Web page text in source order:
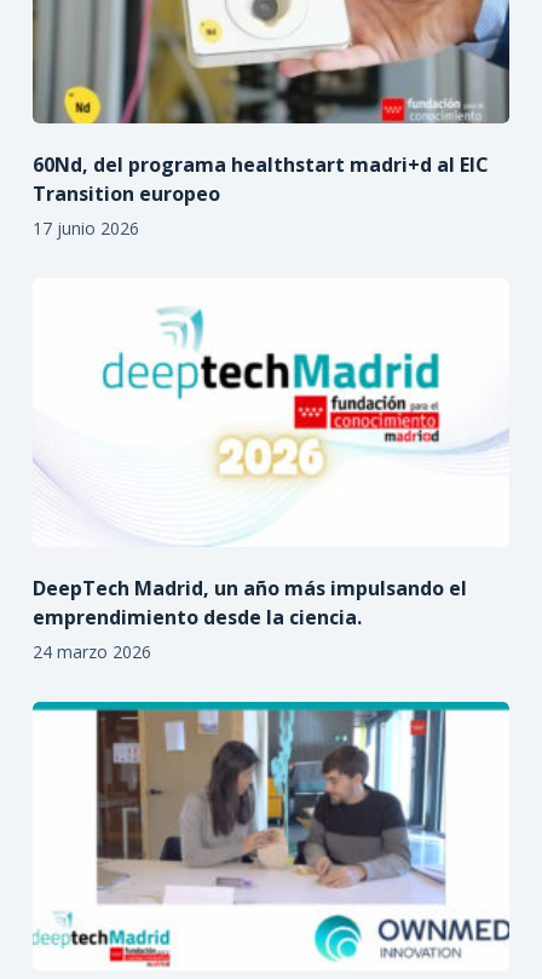
60Nd, del programa healthstart madri+d al EIC
Transition europeo
17 junio 2026
DeepTech Madrid, un año más impulsando el
emprendimiento desde la ciencia.
24 marzo 2026